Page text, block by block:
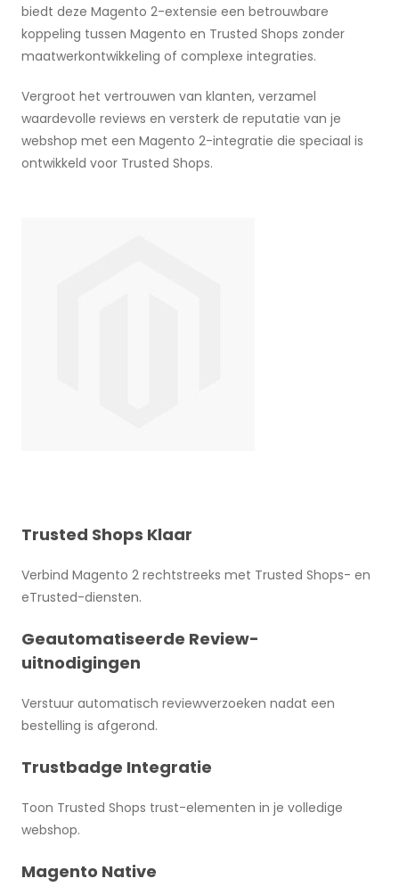
biedt deze Magento 2-extensie een betrouwbare
koppeling tussen Magento en Trusted Shops zonder
maatwerkontwikkeling of complexe integraties.
Vergroot het vertrouwen van klanten, verzamel
waardevolle reviews en versterk de reputatie van je
webshop met een Magento 2-integratie die speciaal is
ontwikkeld voor Trusted Shops.
Trusted Shops Klaar
Verbind Magento 2 rechtstreeks met Trusted Shops- en
eTrusted-diensten.
Geautomatiseerde Review-
uitnodigingen
Verstuur automatisch reviewverzoeken nadat een
bestelling is afgerond.
Trustbadge Integratie
Toon Trusted Shops trust-elementen in je volledige
webshop.
Magento Native